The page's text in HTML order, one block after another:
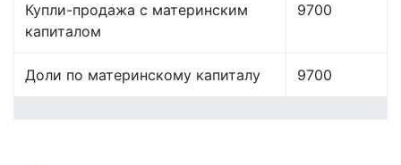
Купли-продажа с материнским
капиталом
9700
Доли по материнскому капиталу 9700